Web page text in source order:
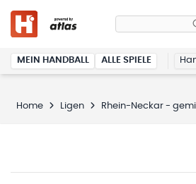
MEIN HANDBALL ALLE SPIELE
Home Ligen Rhein-Neckar -